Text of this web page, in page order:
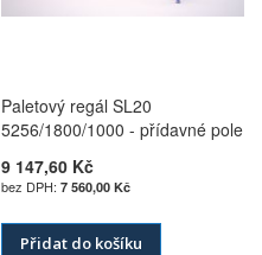
Paletový regál SL20
5256/1800/1000 - přídavné pole
9 147,60 Kč
7 560,00 Kč
Přidat do košíku